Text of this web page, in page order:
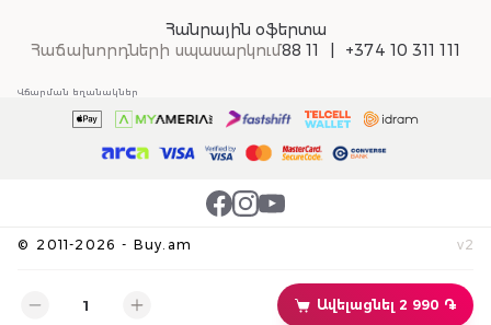
Ավելացնել 2 990 ֏
Հանրային օֆերտա
Հաճախորդների սպասարկում88 11 +374 10 311 111
© 2011-2026 - Buy.am v2
Վճարման եղանակներ